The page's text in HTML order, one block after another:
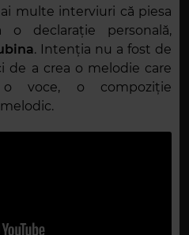
multe interviuri că piesa
declarație personală,
. Intenția nu a fost de
de a crea o melodie care
voce, o compoziție